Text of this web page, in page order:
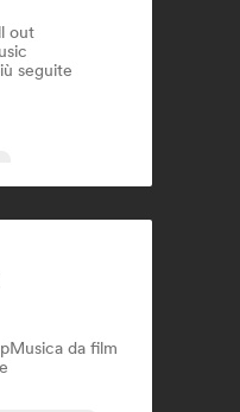
out
seguite
Musica da film